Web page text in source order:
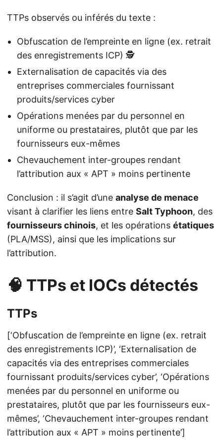
TTPs observés ou inférés du texte :
Obfuscation de l’empreinte en ligne (ex. retrait
des enregistrements ICP) 🕵️
Externalisation de capacités via des
entreprises commerciales fournissant
produits/services cyber
Opérations menées par du personnel en
uniforme ou prestataires, plutôt que par les
fournisseurs eux-mêmes
Chevauchement inter-groupes rendant
l’attribution aux « APT » moins pertinente
Conclusion : il s’agit d’une analyse de menace
visant à clarifier les liens entre Salt Typhoon, des
fournisseurs chinois, et les opérations étatiques
(PLA/MSS), ainsi que les implications sur
l’attribution.
🧠 TTPs et IOCs détectés
TTPs
[‘Obfuscation de l’empreinte en ligne (ex. retrait
des enregistrements ICP)’, ‘Externalisation de
capacités via des entreprises commerciales
fournissant produits/services cyber’, ‘Opérations
menées par du personnel en uniforme ou
prestataires, plutôt que par les fournisseurs eux-
mêmes’, ‘Chevauchement inter-groupes rendant
l’attribution aux « APT » moins pertinente’]